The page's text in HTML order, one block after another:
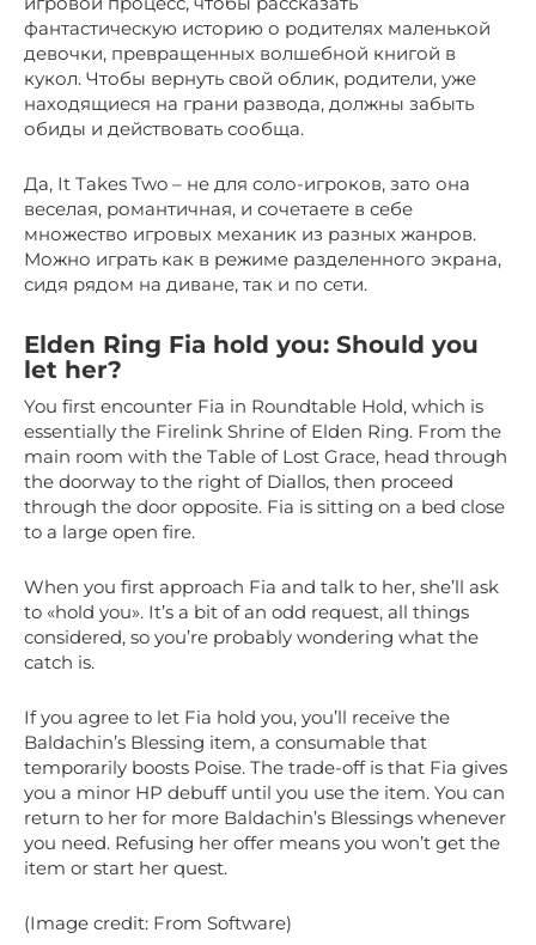
фантастическую историю о родителях маленькой
девочки, превращенных волшебной книгой в
кукол. Чтобы вернуть свой облик, родители, уже
находящиеся на грани развода, должны забыть
обиды и действовать сообща.
Да, It Takes Two – не для соло-игроков, зато она
веселая, романтичная, и сочетаете в себе
множество игровых механик из разных жанров.
Можно играть как в режиме разделенного экрана,
сидя рядом на диване, так и по сети.
Elden Ring Fia hold you: Should you
let her?
You first encounter Fia in Roundtable Hold, which is
essentially the Firelink Shrine of Elden Ring. From the
main room with the Table of Lost Grace, head through
the doorway to the right of Diallos, then proceed
through the door opposite. Fia is sitting on a bed close
to a large open fire.
When you first approach Fia and talk to her, she’ll ask
to «hold you». It’s a bit of an odd request, all things
considered, so you’re probably wondering what the
catch is.
If you agree to let Fia hold you, you’ll receive the
Baldachin’s Blessing item, a consumable that
temporarily boosts Poise. The trade-off is that Fia gives
you a minor HP debuff until you use the item. You can
return to her for more Baldachin’s Blessings whenever
you need. Refusing her offer means you won’t get the
item or start her quest.
(Image credit: From Software)